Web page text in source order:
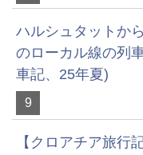
ハルシュタットか
のローカル線の列
車記、25年夏)
9
【クロアチア旅